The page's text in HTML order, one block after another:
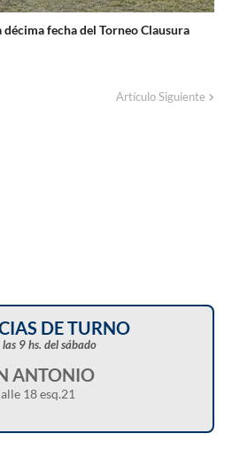
fecha del Torneo Clausura
Artículo Siguiente
DE TURNO
9 hs. del sábado
ANTONIO
18 esq.21